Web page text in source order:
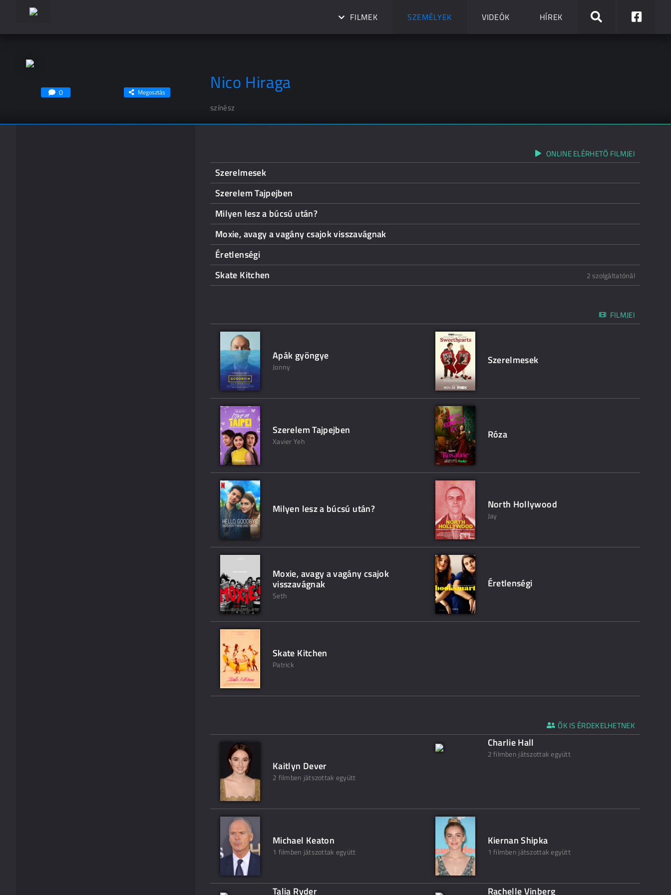
FILMEK SZEMÉLYEK VIDEÓK HÍREK
Nico Hiraga
színész
0 Megosztás
ONLINE ELÉRHETŐ FILMJEI
Szerelmesek
Szerelem Tajpejben
Milyen lesz a búcsú után?
Moxie, avagy a vagány csajok visszavágnak
Éretlenségi
Skate Kitchen
2 szolgáltatónál
FILMJEI
Apák gyöngye
Jonny
Szerelmesek
Szerelem Tajpejben
Xavier Yeh
Róza
Milyen lesz a búcsú után? North Hollywood
Jay
Moxie, avagy a vagány csajok
visszavágnak
Seth
Éretlenségi
Skate Kitchen
Patrick
ŐK IS ÉRDEKELHETNEK
Kaitlyn Dever
2 filmben játszottak együtt
Charlie Hall
2 filmben játszottak együtt
Michael Keaton
1 filmben játszottak együtt
Kiernan Shipka
1 filmben játszottak együtt
Talia Ryder Rachelle Vinberg